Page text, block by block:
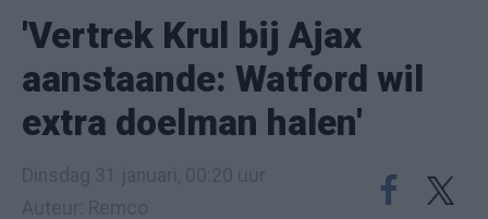
'Vertrek Krul bij Ajax
aanstaande: Watford wil
extra doelman halen'